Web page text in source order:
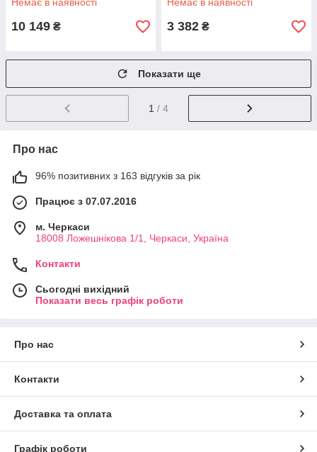
10 149 ₴ 3 382 ₴
Показати ще
1 / 4
Про нас
96% позитивних з 163 відгуків за рік
Працює з 07.07.2016
м. Черкаси
18008 Ложешнікова 1/1, Черкаси, Україна
Контакти
Сьогодні вихідний
Показати весь графік роботи
Про нас
Контакти
Доставка та оплата
Графік роботи